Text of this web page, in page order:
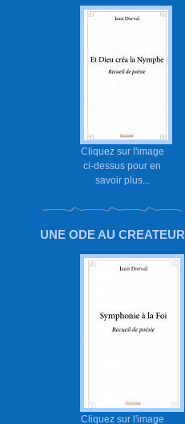
Cliquez sur l'image
ci-dessus pour en
savoir plus...
UNE ODE AU CREATEUR
Cliquez sur l'image